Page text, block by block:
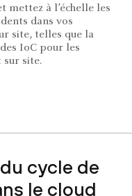
mettez à l’échelle les
dans vos
site, telles que la
IoC pour les
sur site.
cycle de
le cloud